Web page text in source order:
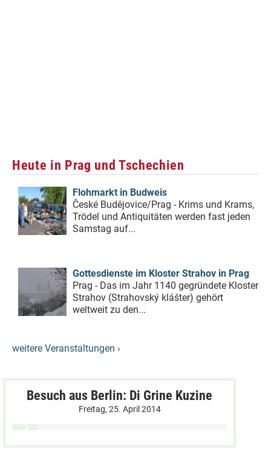
Heute in Prag und Tschechien
Flohmarkt in Budweis
České Budějovice/Prag - Krims und Krams,
Trödel und Antiquitäten werden fast jeden
Samstag auf...
Gottesdienste im Kloster Strahov in Prag
Prag - Das im Jahr 1140 gegründete Kloster
Strahov (Strahovský klášter) gehört
weltweit zu den...
weitere Veranstaltungen ›
Besuch aus Berlin: Di Grine Kuzine
Freitag, 25. April 2014